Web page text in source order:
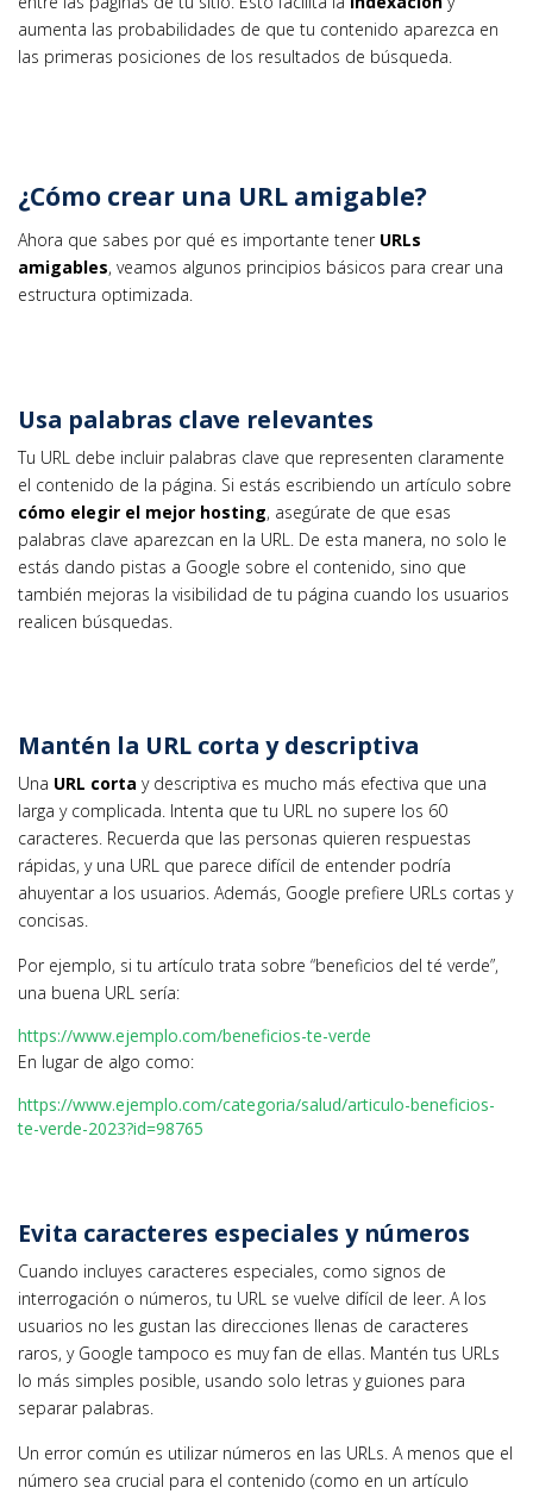
aumenta las probabilidades de que tu contenido aparezca en
las primeras posiciones de los resultados de búsqueda.
¿Cómo crear una URL amigable?
Ahora que sabes por qué es importante tener URLs
amigables, veamos algunos principios básicos para crear una
estructura optimizada.
Usa palabras clave relevantes
Tu URL debe incluir palabras clave que representen claramente
el contenido de la página. Si estás escribiendo un artículo sobre
cómo elegir el mejor hosting, asegúrate de que esas
palabras clave aparezcan en la URL. De esta manera, no solo le
estás dando pistas a Google sobre el contenido, sino que
también mejoras la visibilidad de tu página cuando los usuarios
realicen búsquedas.
Mantén la URL corta y descriptiva
Una URL corta y descriptiva es mucho más efectiva que una
larga y complicada. Intenta que tu URL no supere los 60
caracteres. Recuerda que las personas quieren respuestas
rápidas, y una URL que parece difícil de entender podría
ahuyentar a los usuarios. Además, Google prefiere URLs cortas y
concisas.
Por ejemplo, si tu artículo trata sobre “beneficios del té verde”,
una buena URL sería:
https://www.ejemplo.com/beneficios-te-verde
En lugar de algo como:
https://www.ejemplo.com/categoria/salud/articulo-beneficios-
te-verde-2023?id=98765
Evita caracteres especiales y números
Cuando incluyes caracteres especiales, como signos de
interrogación o números, tu URL se vuelve difícil de leer. A los
usuarios no les gustan las direcciones llenas de caracteres
raros, y Google tampoco es muy fan de ellas. Mantén tus URLs
lo más simples posible, usando solo letras y guiones para
separar palabras.
Un error común es utilizar números en las URLs. A menos que el
número sea crucial para el contenido (como en un artículo